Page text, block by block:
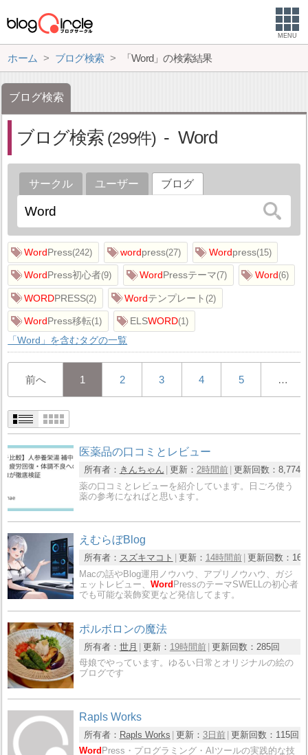
MENU
ホーム ブログ検索 「Word」の検索結果
ブログ検索
ブログ検索 299 Word
サークル ユーザー ブログ
WordPress 242 wordpress 27 Wordpress 15
WordPress初心者 9 WordPressテーマ 7 Word 6
WORDPRESS 2 Wordテンプレート 2
WordPress移転 1 ELSWORD 1
「Word」を含むタグの一覧
前へ 1 2 3 4 5 …
医薬品の口コミとレビュー
所有者： きんちゃん 更新： 2時間前 更新回数： 8,774
薬の口コミとレビューを紹介しています。日ごろ使う
薬の参考になればと思います。
えむらぼBlog
所有者： スズキマコト 更新： 14時間前 更新回数：
Macの話やBlog運用ノウハウ、アプリノウハウ、ガジ
ェットレビュー、Word PressのテーマSWELLの初心者
でも可能な装飾変更など発信してます。
ポルボロンの魔法
所有者： 世月 更新： 19時間前 更新回数： 285回
母娘でやっています。ゆるい日常とオリジナルの絵の
ブログです
Rapls Works
所有者： Rapls Works 更新： 3日前 更新回数： 115回
Word Press・プログラミング・AIツールの実践的な技